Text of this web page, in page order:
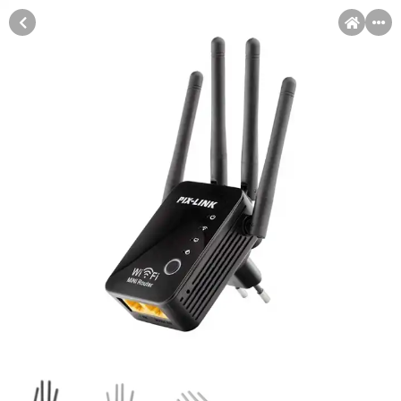
Račun
Pomoć pri kupovini
Kupovina na rate